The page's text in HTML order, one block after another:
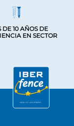
DE 10 AÑOS DE
EN SECTOR